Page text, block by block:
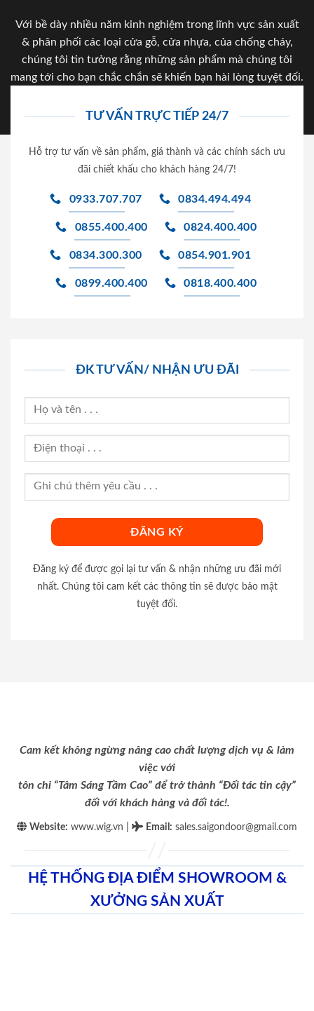
Với bề dày nhiều năm kinh nghiệm trong lĩnh vực sản xuất
& phân phối các loại cửa gỗ, cửa nhựa, của chống cháy,
chúng tôi tin tưởng rằng những sản phẩm mà chúng tôi
mang tới cho bạn chắc chắn sẽ khiến bạn hài lòng tuyệt đối.
TƯ VẤN TRỰC TIẾP 24/7
Hỗ trợ tư vấn về sản phẩm, giá thành và các chính sách ưu
đãi chiết khấu cho khách hàng 24/7!
0933.707.707 0834.494.494
0855.400.400 0824.400.400
0834.300.300 0854.901.901
0899.400.400 0818.400.400
ĐK TƯ VẤN/ NHẬN ƯU ĐÃI
Đăng ký để được gọi lại tư vấn & nhận những ưu đãi mới
nhất. Chúng tôi cam kết các thông tin sẽ được bảo mật
tuyệt đối.
Cam kết không ngừng nâng cao chất lượng dịch vụ & làm
việc với
tôn chỉ “Tâm Sáng Tầm Cao” để trở thành “Đối tác tin cậy”
đối với khách hàng và đối tác!.
Website: www.wig.vn Email : sales.saigondoor@gmail.com
HỆ THỐNG ĐỊA ĐIỂM SHOWROOM &
XƯỞNG SẢN XUẤT